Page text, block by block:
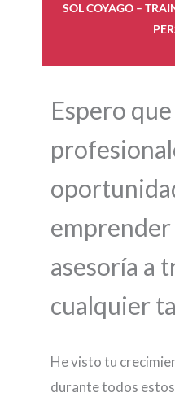
SOL COYAGO –
Espero
asesoría a
cualquier
He visto tu
durante todos